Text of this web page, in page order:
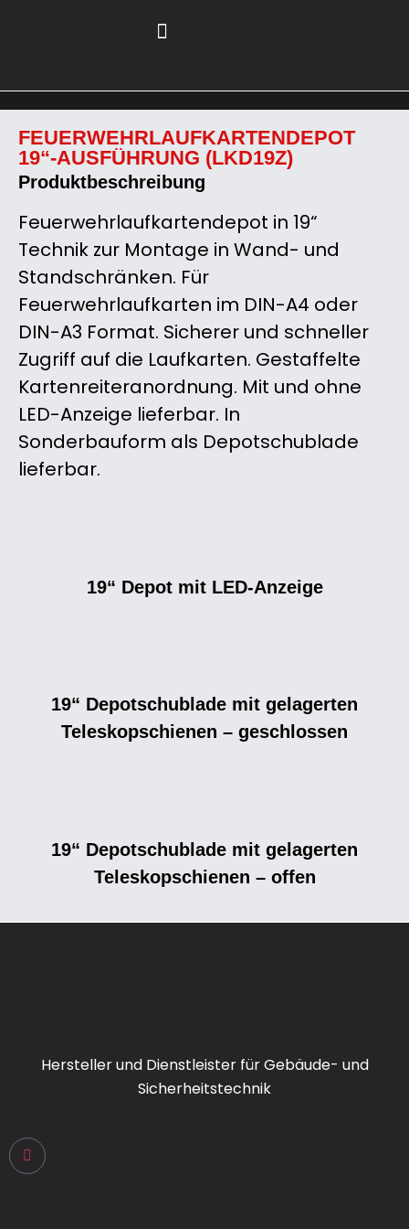
FEUERWEHRLAUFKARTENDEPOT
19“-AUSFÜHRUNG (LKD19Z)
Produktbeschreibung
Feuerwehrlaufkartendepot in 19“
Technik zur Montage in Wand- und
Standschränken. Für
Feuerwehrlaufkarten im DIN-A4 oder
DIN-A3 Format. Sicherer und schneller
Zugriff auf die Laufkarten. Gestaffelte
Kartenreiteranordnung. Mit und ohne
LED-Anzeige lieferbar. In
Sonderbauform als Depotschublade
lieferbar.
19“ Depot mit LED-Anzeige
19“ Depotschublade mit gelagerten
Teleskopschienen – geschlossen
19“ Depotschublade mit gelagerten
Teleskopschienen – offen
Hersteller und Dienstleister für Gebäude- und
Sicherheitstechnik